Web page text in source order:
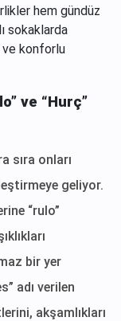
hem gündüz
sokaklarda
konforlu
ve “Hurç”
sıra onları
geliyor.
“rulo”
bir yer
adı verilen
akşamlıkları